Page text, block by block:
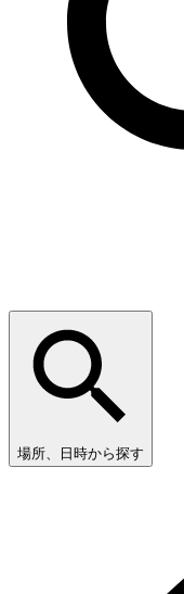
場所、日時から探す